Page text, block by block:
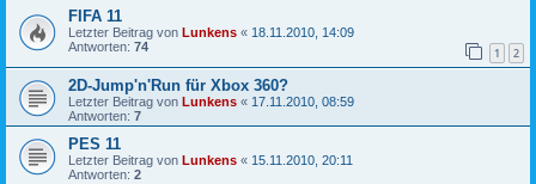
FIFA 11
Letzter Beitrag von Lunkens « 18.11.2010, 14:09
Antworten: 74 1 2
2D-Jump'n'Run für Xbox 360?
Letzter Beitrag von Lunkens « 17.11.2010, 08:59
Antworten: 7
PES 11
Letzter Beitrag von Lunkens « 15.11.2010, 20:11
Antworten: 2